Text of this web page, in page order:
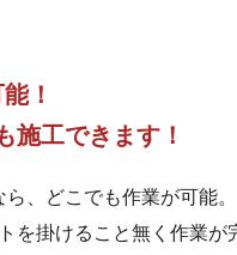
レザー修理
！
施工できます！
、どこでも作業が可能。
を掛けること無く作業が